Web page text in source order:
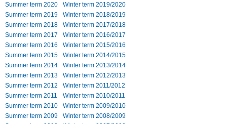
Brown Bag
Einrichtungen
Kontakt
Impressum
News Archiv
Summer term 2020
Winter term 2019/2020
Summer term 2019
Winter term 2018/2019
Summer term 2018
Winter term 2017/2018
Summer term 2017
Winter term 2016/2017
Summer term 2016
Winter term 2015/2016
Summer term 2015
Winter term 2014/2015
Summer term 2014
Winter term 2013/2014
Summer term 2013
Winter term 2012/2013
Summer term 2012
Winter term 2011/2012
Summer term 2011
Winter term 2010/2011
Summer term 2010
Winter term 2009/2010
Summer term 2009
Winter term 2008/2009